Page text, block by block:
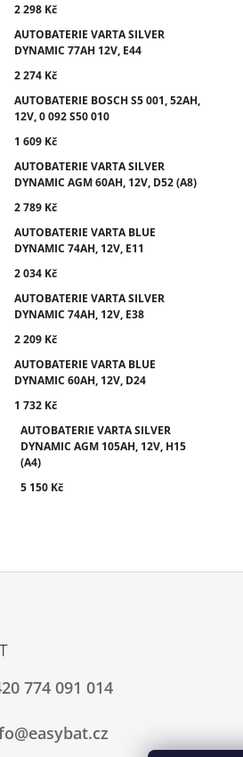
2 298 Kč
AUTOBATERIE VARTA SILVER
DYNAMIC 77AH 12V, E44
2 274 Kč
AUTOBATERIE BOSCH S5 001, 52AH,
12V, 0 092 S50 010
1 609 Kč
AUTOBATERIE VARTA SILVER
DYNAMIC AGM 60AH, 12V, D52 (A8)
2 789 Kč
AUTOBATERIE VARTA BLUE
DYNAMIC 74AH, 12V, E11
2 034 Kč
AUTOBATERIE VARTA SILVER
DYNAMIC 74AH, 12V, E38
2 209 Kč
AUTOBATERIE VARTA BLUE
DYNAMIC 60AH, 12V, D24
1 732 Kč
AUTOBATERIE VARTA SILVER
DYNAMIC AGM 105AH, 12V, H15
(A4)
5 150 Kč
774 091 014